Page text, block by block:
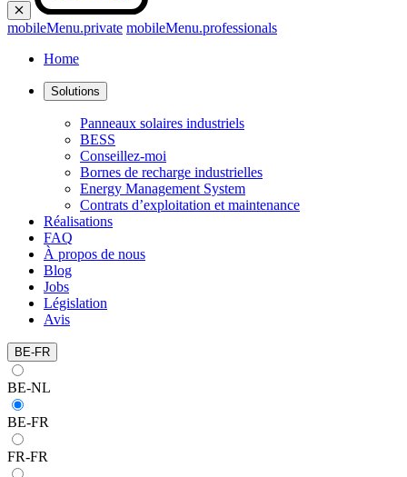
mobileMenu.private mobileMenu.professionals
Home
Solutions
Panneaux solaires industriels
BESS
Conseillez-moi
Bornes de recharge industrielles
Energy Management System
Contrats d’exploitation et maintenance
Réalisations
FAQ
À propos de nous
Blog
Jobs
Législation
Avis
BE-FR
BE-NL
BE-FR
FR-FR